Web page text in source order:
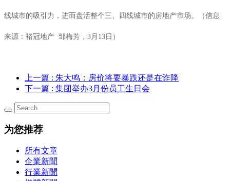
线城市的吸引力，进而盘活整个三、四线城市的房地产市场。（信息
来源：裕冠地产 邹梅芳， 3 月 13 日）
上一篇 : 朱大鸣：房价将要暴跌还是在诈降
下一篇 : 集团举办3月份员工生日会
为您推荐
所有文章
企業新聞
行業新聞